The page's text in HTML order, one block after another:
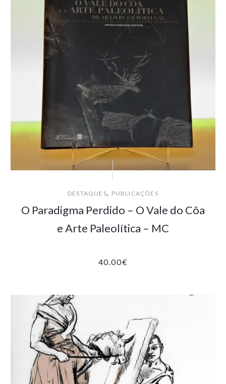
DESTAQUES, PUBLICAÇÕES
O Paradigma Perdido – O Vale do Côa
e Arte Paleolítica – MC
40.00€